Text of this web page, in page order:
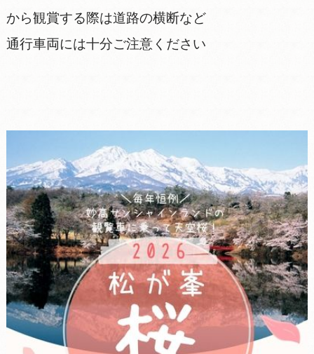
から観賞する際は道路の横断など
通行車両には十分ご注意ください